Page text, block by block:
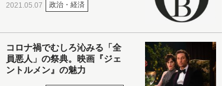
2021.05.07 政治・経済
コロナ禍でむしろ沁みる「全
員悪人」の祭典。映画『ジェ
ントルメン』の魅力